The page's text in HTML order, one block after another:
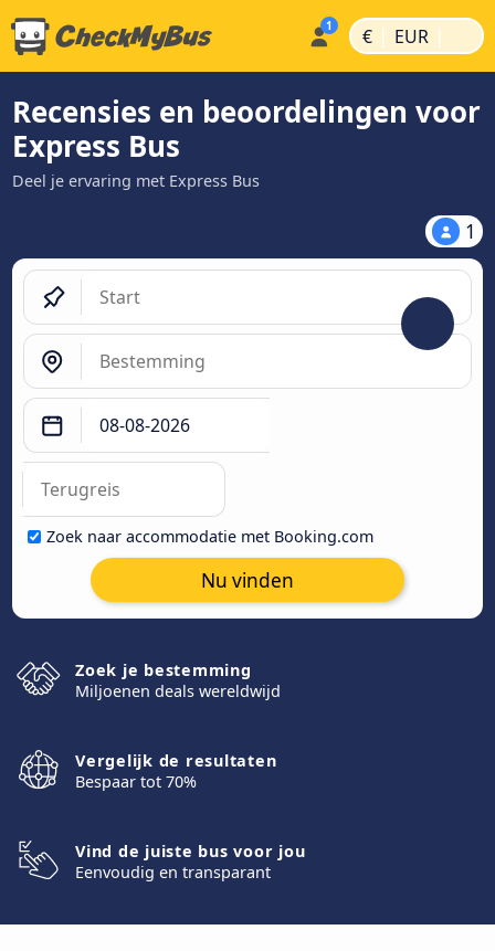
€ | EUR |
Recensies en beoordelingen voor
Express Bus
Deel je ervaring met Express Bus
1
Zoek naar accommodatie met Booking.com
Nu vinden
Zoek je bestemming
Miljoenen deals wereldwijd
Vergelijk de resultaten
Bespaar tot 70%
Vind de juiste bus voor jou
Eenvoudig en transparant